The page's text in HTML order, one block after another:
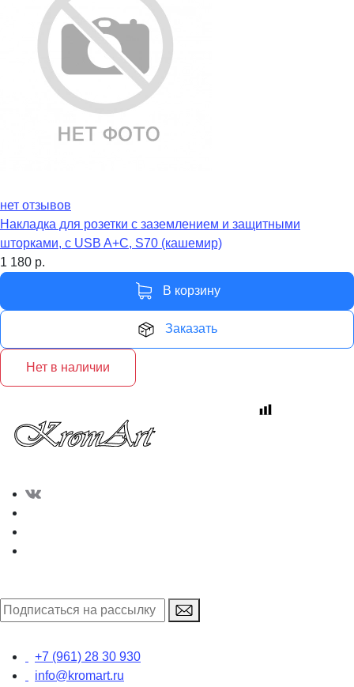
нет отзывов
Накладка для розетки с заземлением и защитными
шторками, с USB A+C, S70 (кашемир)
1 180 р.
В корзину
Заказать
Нет в наличии
+7 (961) 28 30 930
info@kromart.ru